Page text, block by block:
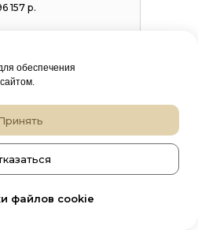
157 р.
р.
обеспечения
файлов cookie